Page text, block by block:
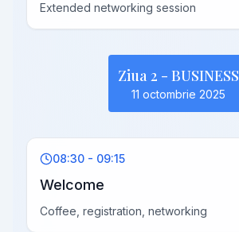
Extended networking session
Ziua 2 - BUSINESS
11 octombrie 2025
08:30 - 09:15
Welcome
Coffee, registration, networking